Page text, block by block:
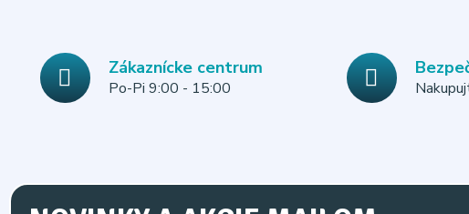
Zákaznícke centrum
Po-Pi 9:00 - 15:00